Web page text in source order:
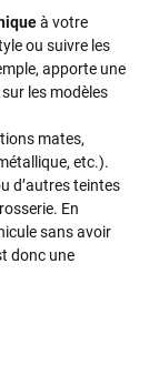
à votre
ou suivre les
apporte une
les modèles
mates,
etc.).
d’autres teintes
En
sans avoir
donc une